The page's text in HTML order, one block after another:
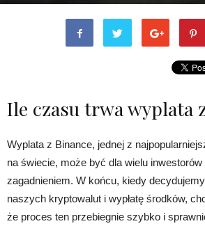
Ile czasu trwa wyplata
Wyplata z Binance, jednej z
na świecie, może być dla wielu
zagadnieniem. W końcu, kiedy
naszych kryptowalut i wypłatę środków,
że proces ten przebiegnie szybko i